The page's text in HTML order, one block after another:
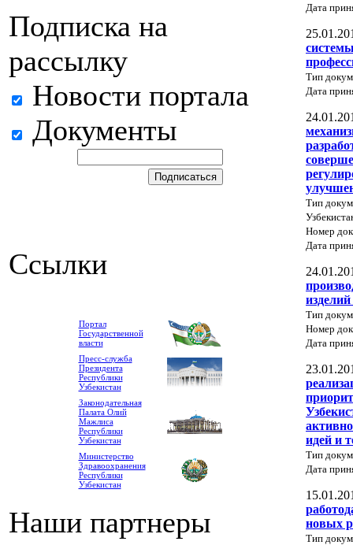
Подписка на
рассылку
Новости портала
Документы
Ссылки
Портал
Государственной
власти
Пресс-служба
Президента
Республики
Узбекистан
Законодательная
Палата Олий
Мажлиса
Республики
Узбекистан
Министерство
Здравоохранения
Республики
Узбекистан
Наши партнеры
Дата
Тип
Дата
Тип
Номер
Дата
Тип
Номер
Дата
идей и
Тип
Дата
новых
Тип